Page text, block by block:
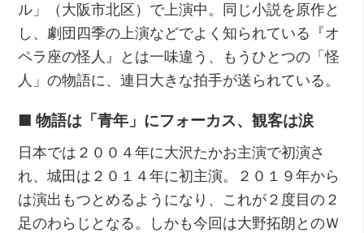
ル」（大阪市北区）で上演中。同じ小説を原作と
し、劇団四季の上演などでよく知られている『オ
ペラ座の怪人』とは一味違う、もうひとつの「怪
人」の物語に、連日大きな拍手が送られている。
■ 物語は「青年」にフォーカス、観客は涙
日本では２００４年に大沢たかお主演で初演さ
れ、城田は２０１４年に初主演。２０１９年から
は演出もつとめるようになり、これが２度目の２
足のわらじとなる。しかも今回は大野拓朗とのＷ